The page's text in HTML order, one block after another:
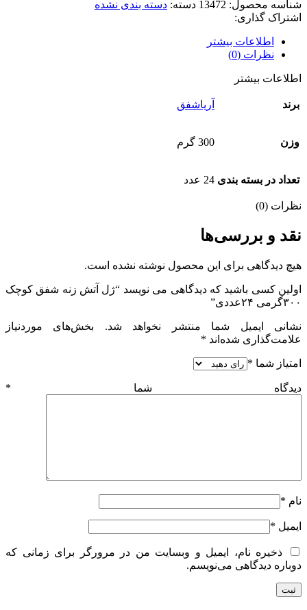
شناسه محصول: 13472 دسته: دسته بندی نشده
اشتراک گذاری:
اطلاعات بیشتر
نظرات (0)
اطلاعات بیشتر
برند آریاشفق
وزن 300 گرم
تعداد در بسته بندی 24 عدد
نظرات (0)
نقد و بررسی‌ها
هیچ دیدگاهی برای این محصول نوشته نشده است.
اولین کسی باشید که دیدگاهی می نویسد “ژل آتش زنه شفق کوچک
۳۰۰گرمی ۲۴عددی”
نشانی ایمیل شما منتشر نخواهد شد.
بخش‌های موردنیاز
علامت‌گذاری شده‌اند *
امتیاز شما *
دیدگاه شما *
نام *
ایمیل *
ذخیره نام، ایمیل و وبسایت من در مرورگر برای زمانی که
دوباره دیدگاهی می‌نویسم.